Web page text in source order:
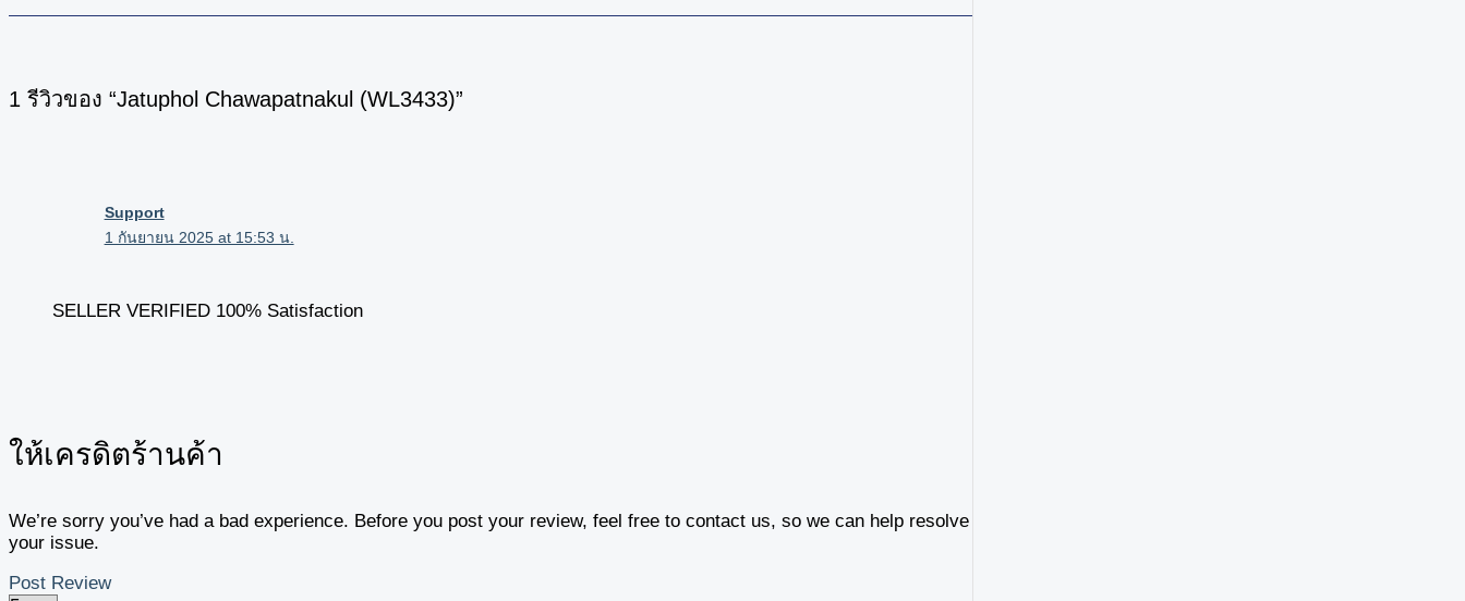
1 รีวิวของ “Jatuphol Chawapatnakul (WL3433)”
Support
1 กันยายน 2025 at 15:53 น.
SELLER VERIFIED 100% Satisfaction
ให้เครดิตร้านค้า
We’re sorry you’ve had a bad experience. Before you post your review, feel free to contact us, so we can help resolve
your issue.
Post Review